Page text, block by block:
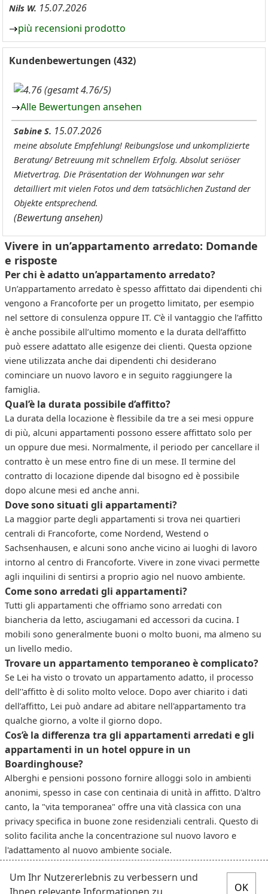
Nils W. 15.07.2026
più recensioni prodotto
Kundenbewertungen (432)
(gesamt 4.76/5)
Alle Bewertungen ansehen
Sabine S. 15.07.2026
meine absolute Empfehlung! Reibungslose und unkomplizierte
Beratung/ Betreuung mit schnellem Erfolg. Absolut seriöser
Mietvertrag. Die Präsentation der Wohnungen war sehr
detailliert mit vielen Fotos und dem tatsächlichen Zustand der
Objekte entsprechend.
(Bewertung ansehen)
Vivere in un’appartamento arredato: Domande
e risposte
Per chi è adatto un’appartamento arredato?
Un’appartamento arredato è spesso affittato dai dipendenti chi
vengono a Francoforte per un progetto limitato, per esempio
nel settore di consulenza oppure IT. C’è il vantaggio che l’affitto
è anche possibile all’ultimo momento e la durata dell’affitto
può essere adattato alle esigenze dei clienti. Questa opzione
viene utilizzata anche dai dipendenti chi desiderano
cominciare un nuovo lavoro e in seguito raggiungere la
famiglia.
Qual’è la durata possibile d’affitto?
La durata della locazione è flessibile da tre a sei mesi oppure
di più, alcuni appartamenti possono essere affittato solo per
un oppure due mesi. Normalmente, il periodo per cancellare il
contratto è un mese entro fine di un mese. Il termine del
contratto di locazione dipende dal bisogno ed è possibile
dopo alcune mesi ed anche anni.
Dove sono situati gli appartamenti?
La maggior parte degli appartamenti si trova nei quartieri
centrali di Francoforte, come Nordend, Westend o
Sachsenhausen, e alcuni sono anche vicino ai luoghi di lavoro
intorno al centro di Francoforte. Vivere in zone vivaci permette
agli inquilini di sentirsi a proprio agio nel nuovo ambiente.
Come sono arredati gli appartamenti?
Tutti gli appartamenti che offriamo sono arredati con
biancheria da letto, asciugamani ed accessori da cucina. I
mobili sono generalmente buoni o molto buoni, ma almeno su
un livello medio.
Trovare un appartamento temporaneo è complicato?
Se Lei ha visto o trovato un appartamento adatto, il processo
dell’'affitto è di solito molto veloce. Dopo aver chiarito i dati
dell’affitto, Lei può andare ad abitare nell'appartamento tra
qualche giorno, a volte il giorno dopo.
Cos’è la differenza tra gli appartamenti arredati e gli
appartamenti in un hotel oppure in un
Boardinghouse?
Alberghi e pensioni possono fornire alloggi solo in ambienti
anonimi, spesso in case con centinaia di unità in affitto. D'altro
canto, la "vita temporanea" offre una vità classica con una
privacy specifica in buone zone residenziali centrali. Questo di
solito facilita anche la concentrazione sul nuovo lavoro e
l'adattamento al nuovo ambiente sociale.
Um Ihr Nutzererlebnis zu verbessern und